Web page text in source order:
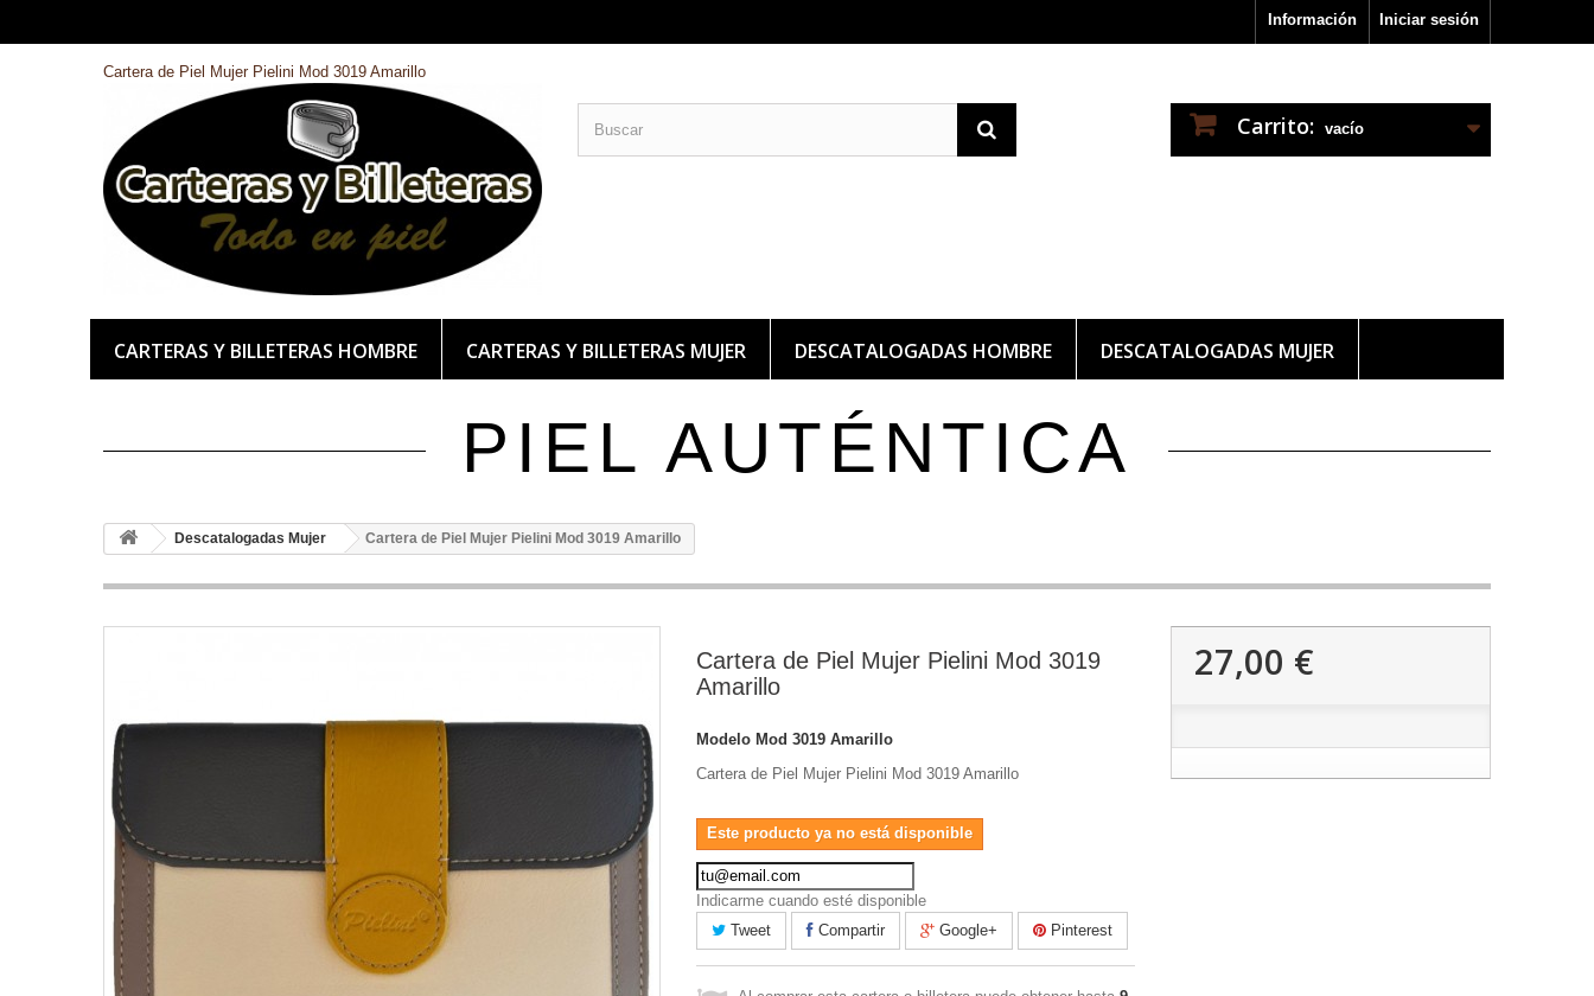
Iniciar sesión
Información
Cartera de Piel Mujer Pielini Mod 3019 Amarillo
Carrito: vacío
CARTERAS Y BILLETERAS HOMBRE CARTERAS Y BILLETERAS MUJER DESCATALOGADAS HOMBRE DESCATALOGADAS MUJER
PIEL AUTÉNTICA
Descatalogadas Mujer Cartera de Piel Mujer Pielini Mod 3019 Amarillo
Cartera de Piel Mujer Pielini Mod 3019
Amarillo
Modelo Mod 3019 Amarillo
Cartera de Piel Mujer Pielini Mod 3019 Amarillo
Este producto ya no está disponible
Indicarme cuando esté disponible
Tweet
Compartir Google+ Pinterest
27,00 €